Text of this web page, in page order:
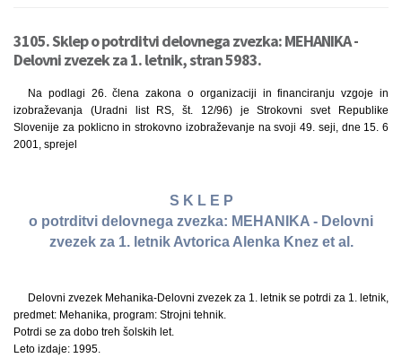
3105. Sklep o potrditvi delovnega zvezka: MEHANIKA -
Delovni zvezek za 1. letnik, stran 5983.
Na podlagi 26. člena zakona o organizaciji in financiranju vzgoje in
izobraževanja (Uradni list RS, št. 12/96) je Strokovni svet Republike
Slovenije za poklicno in strokovno izobraževanje na svoji 49. seji, dne 15. 6
2001, sprejel
S K L E P
o potrditvi delovnega zvezka: MEHANIKA - Delovni
zvezek za 1. letnik Avtorica Alenka Knez et al.
Delovni zvezek Mehanika-Delovni zvezek za 1. letnik se potrdi za 1. letnik,
predmet: Mehanika, program: Strojni tehnik.
Potrdi se za dobo treh šolskih let.
Leto izdaje: 1995.